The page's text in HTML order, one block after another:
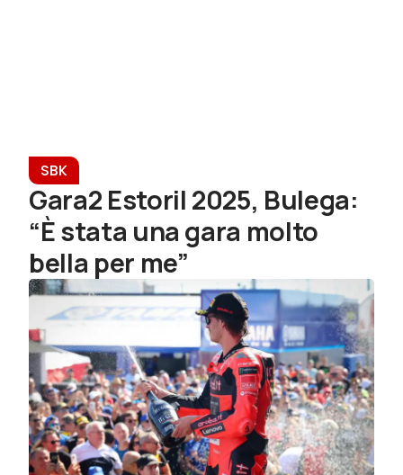
SBK
Gara2 Estoril 2025, Bulega:
“È stata una gara molto
bella per me”